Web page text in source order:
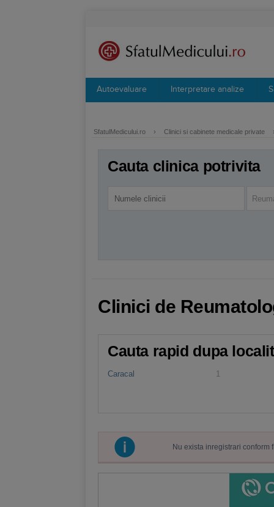
Autoevaluare Interpretare analize
SfatulMedicului.ro › Clinici si cabinete medicale private
Cauta clinica potrivita
Clinici de
Cauta rapid dupa
Caracal 1
Nu exista inregistrari